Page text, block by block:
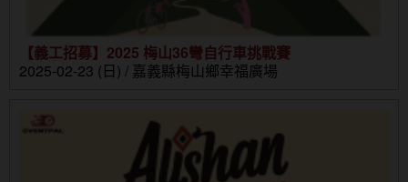
【義工招募】2025 梅山36彎自行車挑戰賽
2025-02-23 (日) / 嘉義縣梅山鄉幸福廣場